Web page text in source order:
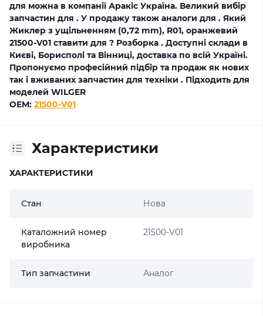
для можна в компанії Аракіс Україна. Великий вибір
запчастин для . У продажу також аналоги для . Який
Жиклер з ущільненням (0,72 mm), R01, оранжевий
21500-V01 ставити для ? Розборка . Доступні склади в
Києві, Борисполі та Вінниці, доставка по всій Україні.
Пропонуємо професійний підбір та продаж як нових
так і вживаних запчастин для техніки . Підходить для
моделей WILGER
OEM: 21500-V01
Характеристики
ХАРАКТЕРИСТИКИ
Стан Нова
Каталожний номер
виробника
21500-V01
Тип запчастини Аналог